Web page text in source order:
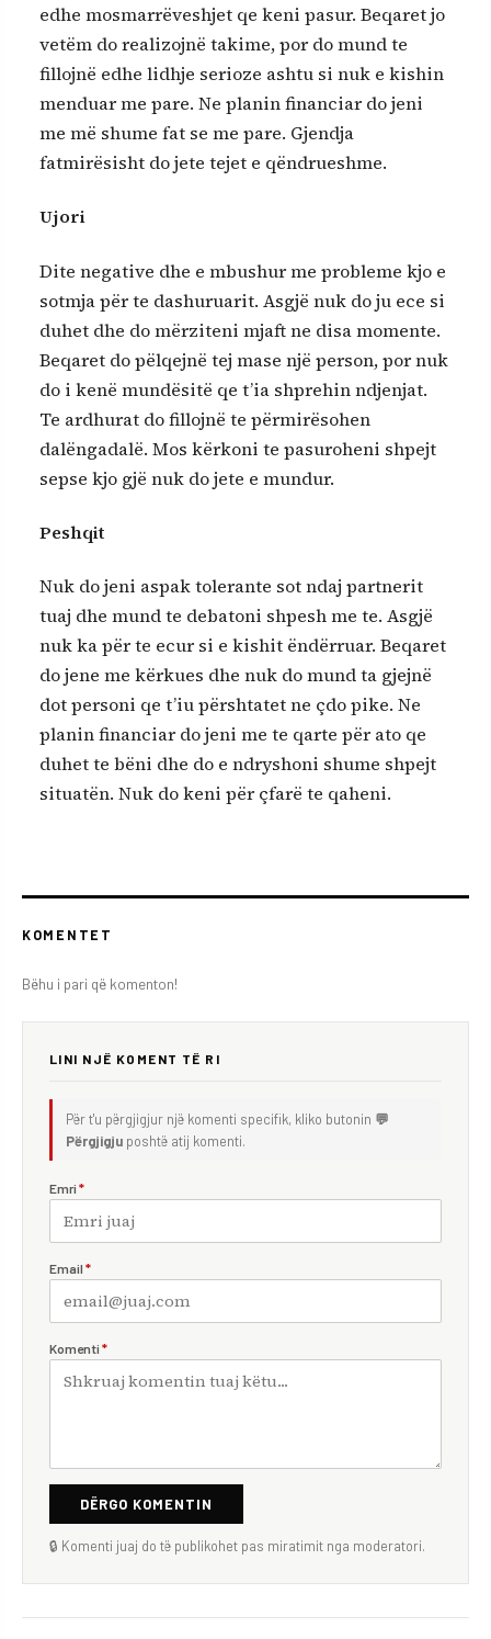
edhe mosmarrëveshjet qe keni pasur. Beqaret jo
vetëm do realizojnë takime, por do mund te
fillojnë edhe lidhje serioze ashtu si nuk e kishin
menduar me pare. Ne planin financiar do jeni
me më shume fat se me pare. Gjendja
fatmirësisht do jete tejet e qëndrueshme.
Ujori
Dite negative dhe e mbushur me probleme kjo e
sotmja për te dashuruarit. Asgjë nuk do ju ece si
duhet dhe do mërziteni mjaft ne disa momente.
Beqaret do pëlqejnë tej mase një person, por nuk
do i kenë mundësitë qe t’ia shprehin ndjenjat.
Te ardhurat do fillojnë te përmirësohen
dalëngadalë. Mos kërkoni te pasuroheni shpejt
sepse kjo gjë nuk do jete e mundur.
Peshqit
Nuk do jeni aspak tolerante sot ndaj partnerit
tuaj dhe mund te debatoni shpesh me te. Asgjë
nuk ka për te ecur si e kishit ëndërruar. Beqaret
do jene me kërkues dhe nuk do mund ta gjejnë
dot personi qe t’iu përshtatet ne çdo pike. Ne
planin financiar do jeni me te qarte për ato qe
duhet te bëni dhe do e ndryshoni shume shpejt
situatën. Nuk do keni për çfarë te qaheni.
KOMENTET
Bëhu i pari që komenton!
LINI NJË KOMENT TË RI
Për t'u përgjigjur një komenti specifik, kliko butonin 💬
Përgjigju poshtë atij komenti.
Emri *
Email *
Komenti *
DËRGO KOMENTIN
🔒 Komenti juaj do të publikohet pas miratimit nga moderatori.